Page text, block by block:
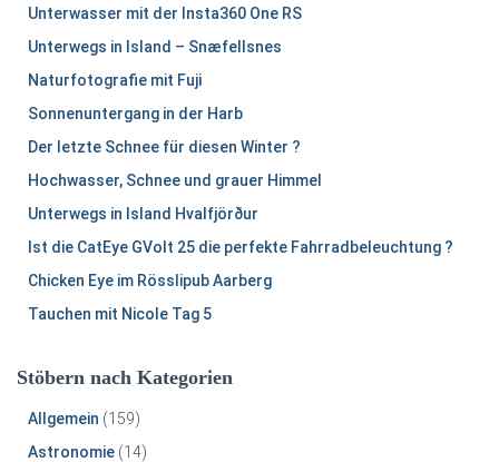
Unterwasser mit der Insta360 One RS
Unterwegs in Island – Snæfellsnes
Naturfotografie mit Fuji
Sonnenuntergang in der Harb
Der letzte Schnee für diesen Winter ?
Hochwasser, Schnee und grauer Himmel
Unterwegs in Island Hvalfjörður
Ist die CatEye GVolt 25 die perfekte Fahrradbeleuchtung ?
Chicken Eye im Rösslipub Aarberg
Tauchen mit Nicole Tag 5
Stöbern nach Kategorien
Allgemein (159)
Astronomie (14)